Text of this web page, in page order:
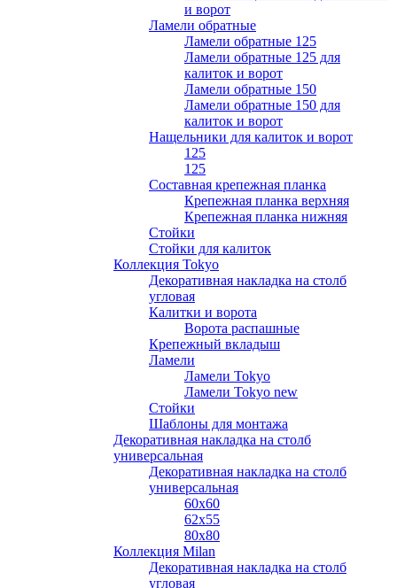
и ворот
Ламели обратные
Ламели обратные 125
Ламели обратные 125 для
калиток и ворот
Ламели обратные 150
Ламели обратные 150 для
калиток и ворот
Нащельники для калиток и ворот
125
125
Составная крепежная планка
Крепежная планка верхняя
Крепежная планка нижняя
Стойки
Стойки для калиток
Коллекция Tokyo
Декоративная накладка на столб
угловая
Калитки и ворота
Ворота распашные
Крепежный вкладыш
Ламели
Ламели Tokyo
Ламели Tokyo new
Стойки
Шаблоны для монтажа
Декоративная накладка на столб
универсальная
Декоративная накладка на столб
универсальная
60х60
62х55
80х80
Коллекция Milan
Декоративная накладка на столб
угловая